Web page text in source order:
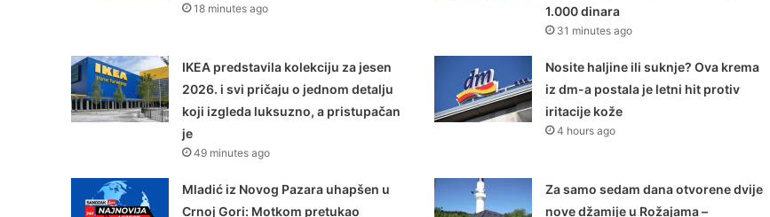
18 minutes ago
1.000 dinara
31 minutes ago
IKEA predstavila kolekciju za jesen
2026. i svi pričaju o jednom detalju
koji izgleda luksuzno, a pristupačan
je
49 minutes ago
Nosite haljine ili suknje? Ova krema
iz dm-a postala je letni hit protiv
iritacije kože
4 hours ago
Mladić iz Novog Pazara uhapšen u
Crnoj Gori: Motkom pretukao
Za samo sedam dana otvorene dvije
nove džamije u Rožajama –